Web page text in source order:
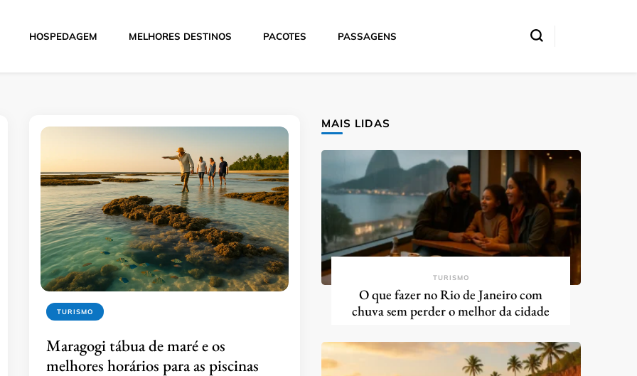
HOSPEDAGEM MELHORES DESTINOS PACOTES PASSAGENS
TURISMO
Maragogi tábua de maré e os
melhores horários para as piscinas
MAIS LIDAS
TURISMO
O que fazer no Rio de Janeiro com
chuva sem perder o melhor da cidade